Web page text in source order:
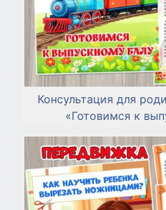
Консультация для
«Готовимся к